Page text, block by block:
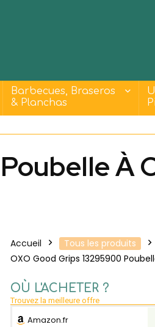
Barbecues, Braseros
& Planchas
À
Accueil Tous les produits
OXO Good Grips 13295900
OÙ L'ACHETER ?
Trouvez la meilleure offre
Amazon.fr